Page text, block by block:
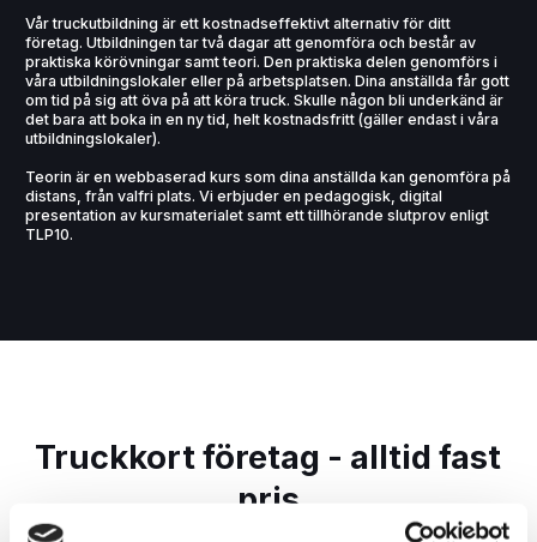
Vår truckutbildning är ett kostnadseffektivt alternativ för ditt
företag. Utbildningen tar två dagar att genomföra och består av
praktiska körövningar samt teori. Den praktiska delen genomförs i
våra utbildningslokaler eller på arbetsplatsen. Dina anställda får gott
om tid på sig att öva på att köra truck. Skulle någon bli underkänd är
det bara att boka in en ny tid, helt kostnadsfritt (gäller endast i våra
utbildningslokaler).
Teorin är en webbaserad kurs som dina anställda kan genomföra på
distans, från valfri plats. Vi erbjuder en pedagogisk, digital
presentation av kursmaterialet samt ett tillhörande slutprov enligt
TLP10.
Truckkort företag - alltid fast
pris